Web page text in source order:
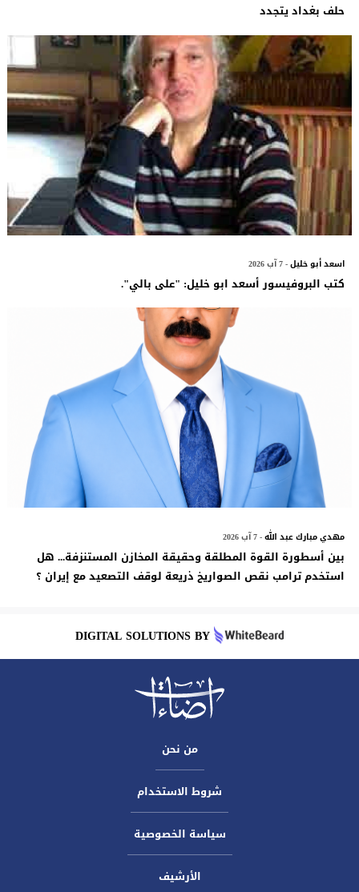
حلف بغداد يتجدد
اسعد أبو خليل- 7 آب 2026
كتب البروفيسور أسعد ابو خليل: "على بالي".
مهدي مبارك عبد الله- 7 آب 2026
بين أسطورة القوة المطلقة وحقيقة المخازن المستنزفة... هل
استخدم ترامب نقص الصواريخ ذريعة لوقف التصعيد مع إيران ؟
DIGITAL SOLUTIONS BY
من نحن
شروط الاستخدام
سياسة الخصوصية
الأرشيف